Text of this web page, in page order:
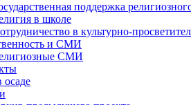
поддержка
в школе
в культурно-
и СМИ
СМИ
осаде